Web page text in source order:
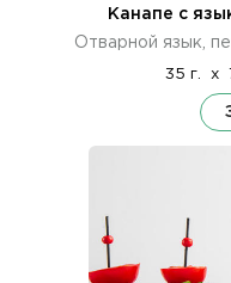
Канапе с
Отварной язык,
35 г. x